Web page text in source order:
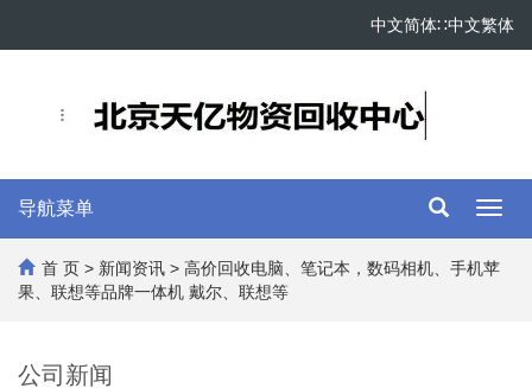
中文繁体
∷
中文简体
导航菜单
首 页 > 新闻资讯 > 高价回收电脑、笔记本，数码相机、手机苹
果、联想等品牌一体机 戴尔、联想等
公司新闻